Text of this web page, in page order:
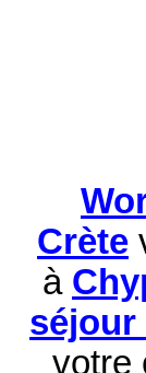
Crète
à
séjour
votre